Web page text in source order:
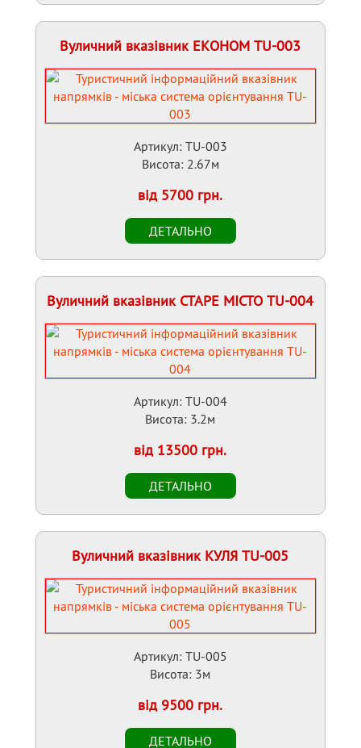
Вуличний вказівник ЕКОНОМ TU-003
Артикул: TU-003
Висота: 2.67м
від 5700 грн.
Вуличний вказівник СТАРЕ МІСТО TU-004
Артикул: TU-004
Висота: 3.2м
від 13500 грн.
Вуличний вказівник КУЛЯ TU-005
Артикул: TU-005
Висота: 3м
від 9500 грн.